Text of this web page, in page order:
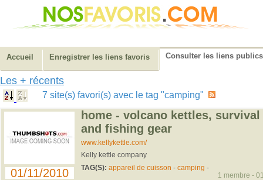
Accueil Enregistrer les liens favoris Consulter les liens publics
Les + récents
7 site(s) favori(s) avec le tag "camping"
01/11/2010
home - volcano kettles,
and fishing gear
www.kellykettle.com/
Kelly kettle company
TAG(S): appareil de cuisson - camping -
1 membre -